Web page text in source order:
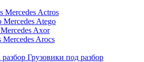
Mercedes Actros
Mercedes Atego
Mercedes Axor
Mercedes Arocs
Грузовики под разбор